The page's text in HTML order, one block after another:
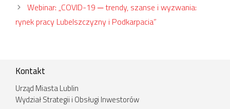
Webinar: „COVID-19 ─ trendy, szanse i wyzwania:
rynek pracy Lubelszczyzny i Podkarpacia”
Kontakt
Urząd Miasta Lublin
Wydział Strategii i Obsługi Inwestorów